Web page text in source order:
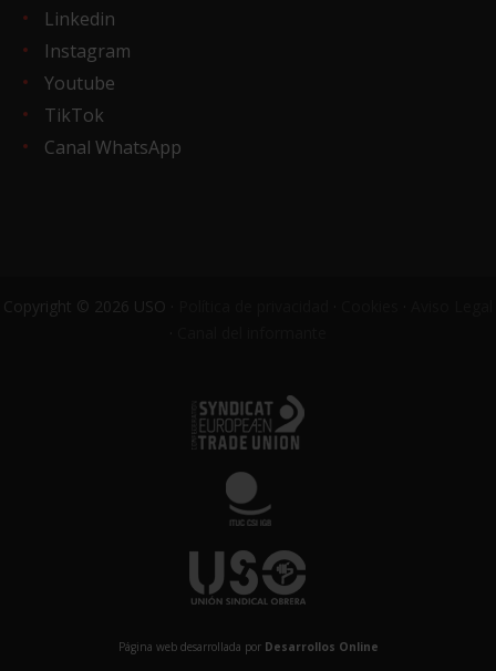
Linkedin
Instagram
Youtube
TikTok
Canal WhatsApp
Copyright © 2026 USO ·
Página web desarrollada por Desarrollos Online